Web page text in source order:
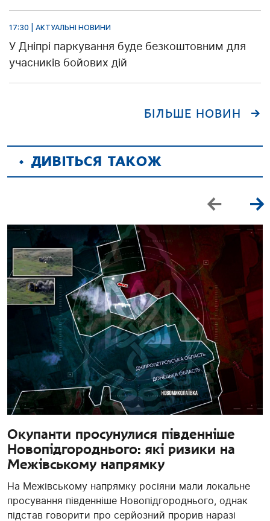
17:30 | АКТУАЛЬНІ НОВИНИ
У Дніпрі паркування буде безкоштовним для
учасників бойових дій
БІЛЬШЕ НОВИН
ДИВІТЬСЯ ТАКОЖ
Окупанти просунулися південніше
Новопідгороднього: які ризики на
Межівському напрямку
На Межівському напрямку росіяни мали локальне
просування південніше Новопідгороднього, однак
підстав говорити про серйозний прорив наразі